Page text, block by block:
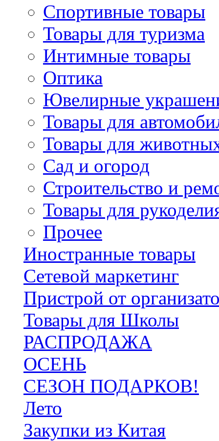
Спортивные товары
Товары для туризма
Интимные товары
Оптика
Ювелирные
Товары для
Товары для
Сад и огород
Строительство и
Товары для
Прочее
Иностранные товары
Сетевой маркетинг
Пристрой от
Товары для Школы
РАСПРОДАЖА
ОСЕНЬ
СЕЗОН ПОДАРКОВ!
Лето
Закупки из Китая